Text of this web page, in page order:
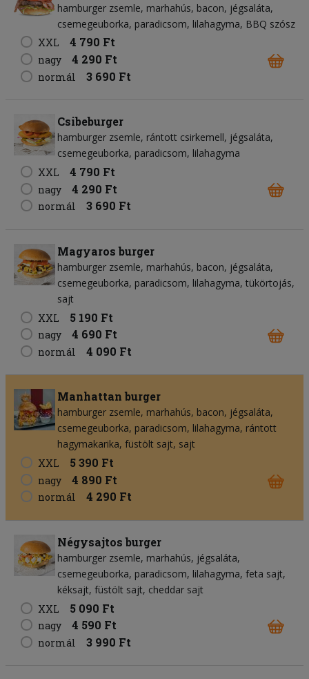
hamburger zsemle marhahús bacon jégsaláta
csemegeuborka paradicsom lilahagyma BBQ szósz
XXL
4 790 Ft
nagy 4 290 Ft
normál 3 690 Ft
Csibeburger
hamburger zsemle rántott csirkemell jégsaláta
csemegeuborka paradicsom lilahagyma
XXL
4 790 Ft
nagy 4 290 Ft
normál 3 690 Ft
Magyaros burger
hamburger zsemle marhahús bacon jégsaláta
csemegeuborka paradicsom lilahagyma tükörtojás
sajt
XXL
5 190 Ft
nagy 4 690 Ft
normál 4 090 Ft
Manhattan burger
hamburger zsemle marhahús bacon jégsaláta
csemegeuborka paradicsom lilahagyma rántott
hagymakarika füstölt sajt sajt
XXL
5 390 Ft
nagy 4 890 Ft
normál 4 290 Ft
Négysajtos burger
hamburger zsemle marhahús jégsaláta
csemegeuborka paradicsom lilahagyma feta sajt
kéksajt füstölt sajt cheddar sajt
XXL
5 090 Ft
nagy 4 590 Ft
normál 3 990 Ft